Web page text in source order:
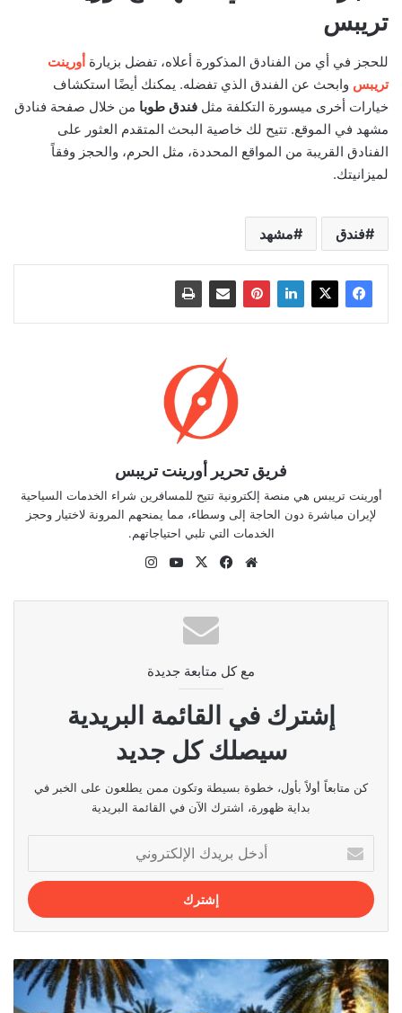
تريبس
للحجز في أي من الفنادق المذكورة أعلاه، تفضل بزيارة أورينت
تريبس وابحث عن الفندق الذي تفضله. يمكنك أيضًا استكشاف
خيارات أخرى ميسورة التكلفة مثل فندق طوبا من خلال صفحة فنادق
مشهد في الموقع. تتيح لك خاصية البحث المتقدم العثور على
الفنادق القريبة من المواقع المحددة، مثل الحرم، والحجز وفقاً
لميزانيتك.
فندق مشهد
فريق تحرير أورينت تريبس
أورينت تريبس هي منصة إلكترونية تتيح للمسافرين شراء الخدمات السياحية
لإيران مباشرة دون الحاجة إلى وسطاء، مما يمنحهم المرونة لاختيار وحجز
الخدمات التي تلبي احتياجاتهم.
موقع
فيسبوك
‫X
‫YouTube
مع كل متابعة جديدة
إشترك في القائمة البريدية
سيصلك كل جديد
كن متابعاً أولاً بأول، خطوة بسيطة وتكون ممن يطلعون على الخبر في
بداية ظهورة، اشترك الآن في القائمة البريدية
بريدك
الإلكتروني
أفضل
الفنادق
3